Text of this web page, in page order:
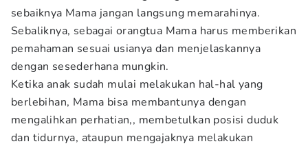
sebaiknya Mama jangan langsung memarahinya.
Sebaliknya, sebagai orangtua Mama harus memberikan
pemahaman sesuai usianya dan menjelaskannya
dengan sesederhana mungkin.
Ketika anak sudah mulai melakukan hal-hal yang
berlebihan, Mama bisa membantunya dengan
mengalihkan perhatian,, membetulkan posisi duduk
dan tidurnya, ataupun mengajaknya melakukan